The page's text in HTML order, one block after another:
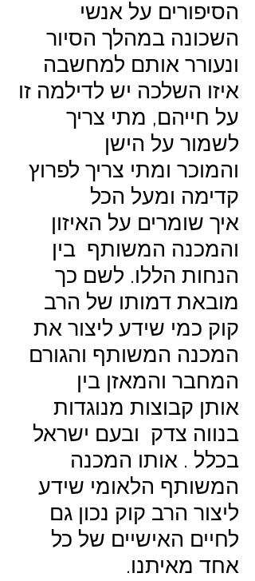
הסיפורים על אנשי
השכונה במהלך הסיור
ונעורר אותם למחשבה
איזו השלכה יש לדילמה זו
על חייהם, מתי צריך
לשמור על הישן
והמוכר ומתי צריך לפרוץ
קדימה ומעל הכל
איך שומרים על האיזון
והמכנה המשותף בין
הנחות הללו. לשם כך
מובאת דמותו של הרב
קוק כמי שידע ליצור את
המכנה המשותף והגורם
המחבר והמאזן בין
אותן קבוצות מנוגדות
בנווה צדק ובעם ישראל
בכלל . אותו המכנה
המשותף הלאומי שידע
ליצור הרב קוק נכון גם
לחיים האישיים של כל
אחד מאיתנו.